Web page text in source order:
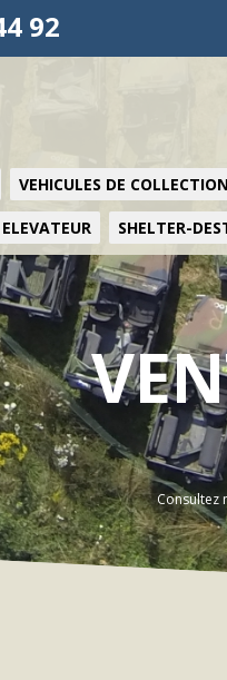
92
VEHICULES DE COLLECTION
ELEVATEUR SHELTER-
Consultez